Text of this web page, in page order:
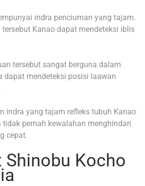
indra penciuman yang tajam.
Kanao dapat mendeteksi iblis
tersebut sangat berguna dalam
dapat mendeteksi posisi laawan
indra yang tajam refleks tubuh Kanao
tidak pernah kewalahan menghindari
cepat.
Shinobu Kocho